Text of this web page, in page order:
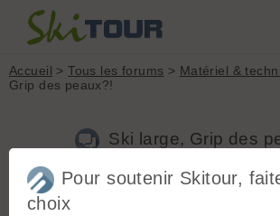
Accueil >Tous les forums > Matériel &
Grip des peaux?!
Ski large, Grip des
Nouveau sujet
Pour soutenir Skitour,
choix